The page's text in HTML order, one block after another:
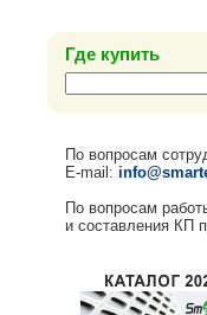
Где купить
По вопросам
E-mail:
По вопросам
и составления КП